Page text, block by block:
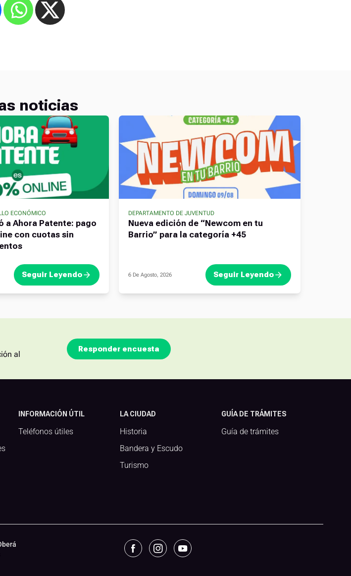
noticias
ECONÓMICO
a Ahora Patente: pago
con cuotas sin
Seguir Leyendo
DEPARTAMENTO DE JUVENTUD
Nueva edición de “Newcom en tu
Barrio” para la categoría +45
6 De Agosto, 2026 Seguir Leyendo
al
Responder encuesta
INFORMACIÓN ÚTIL
Teléfonos útiles
LA CIUDAD
Historia
Bandera y Escudo
Turismo
GUÍA DE TRÁMITES
Guía de trámites